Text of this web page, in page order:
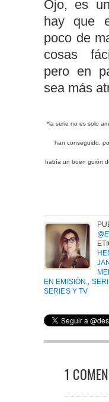
Ojo, es
hay que
poco de
cosas
pero en
sea más
*la serie no es solo
han conseguido,
había un buen guión
EN EMISIÓN.,
SERIES Y TV
1